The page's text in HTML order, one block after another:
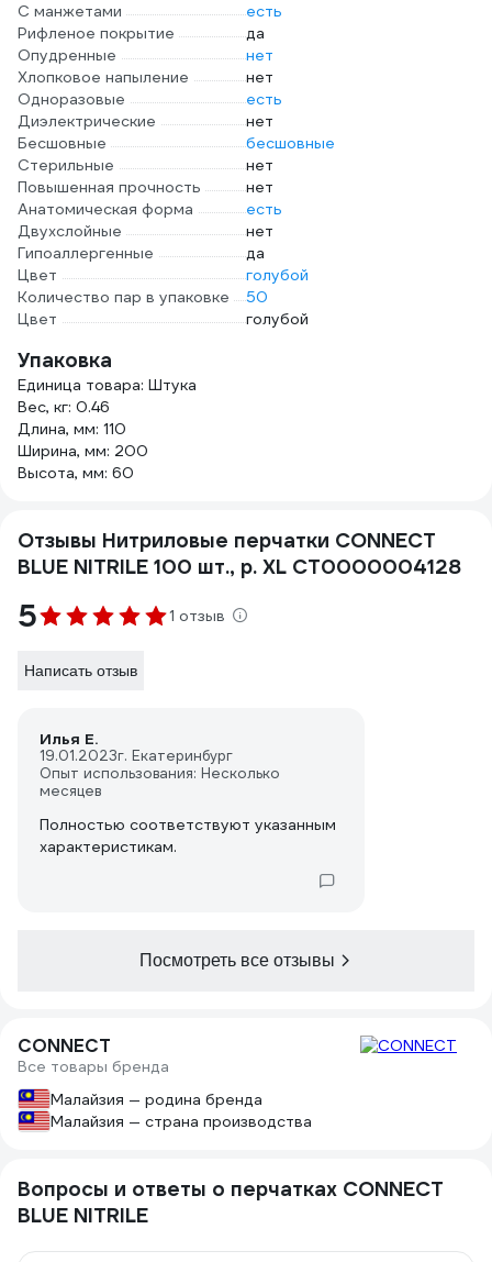
С манжетами
есть
Рифленое покрытие
да
Опудренные
нет
Хлопковое напыление
нет
Одноразовые
есть
Диэлектрические
нет
Бесшовные
бесшовные
Стерильные
нет
Повышенная прочность
нет
Анатомическая форма
есть
Двухслойные
нет
Гипоаллергенные
да
Цвет
голубой
Количество пар в упаковке
50
Цвет
голубой
Упаковка
Единица товара: Штука
Вес, кг: 0.46
Длина, мм: 110
Ширина, мм: 200
Высота, мм: 60
Отзывы Нитриловые перчатки CONNECT
BLUE NITRILE 100 шт., р. XL CТ0000004128
5 1 отзыв
Написать отзыв
Илья Е.
19.01.2023г. Екатеринбург
Опыт использования: Несколько
месяцев
Полностью соответствуют указанным
характеристикам.
Посмотреть все отзывы
CONNECT
Все товары бренда
Малайзия — родина бренда
Малайзия — страна производства
Вопросы и ответы о перчатках CONNECT
BLUE NITRILE